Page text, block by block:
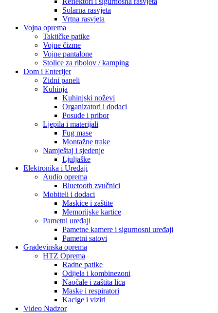
Solarna rasvjeta
Vrtna rasvjeta
Vojna oprema
Taktičke patike
Vojne čizme
Vojne pantalone
Stolice za ribolov / kamping
Dom i Enterijer
Zidni paneli
Kuhinja
Kuhinjski noževi
Organizatori i dodaci
Posuđe i pribor
Ljepila i materijali
Fug mase
Montažne trake
Namještaj i sjedenje
Ljuljaške
Elektronika i Uređaji
Audio oprema
Bluetooth zvučnici
Mobiteli i dodaci
Maskice i zaštite
Memorijske kartice
Pametni uređaji
Pametne kamere i sigurnosni uređaji
Pametni satovi
Građevinska oprema
HTZ Oprema
Radne patike
Odijela i kombinezoni
Naočale i zaštita lica
Maske i respiratori
Kacige i viziri
Video Nadzor